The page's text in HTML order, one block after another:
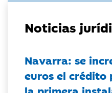
Noticias
Navarra: se
euros el crédito